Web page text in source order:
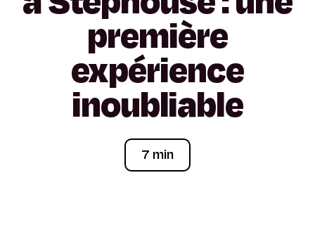
première
expérience
inoubliable
7 min